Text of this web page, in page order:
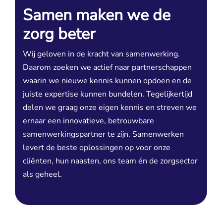
Samen maken we de
zorg beter
Wij geloven in de kracht van samenwerking.
Daarom zoeken we actief naar partnerschappen
waarin we nieuwe kennis kunnen opdoen en de
juiste expertise kunnen bundelen. Tegelijkertijd
delen we graag onze eigen kennis en streven we
ernaar een innovatieve, betrouwbare
samenwerkingspartner te zijn. Samenwerken
levert de beste oplossingen op voor onze
cliënten, hun naasten, ons team én de zorgsector
als geheel.